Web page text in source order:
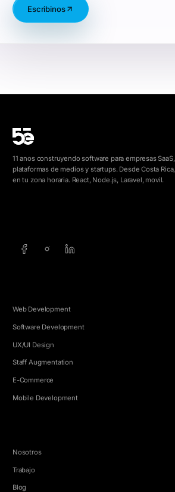
Escribinos
11 anos construyendo software para empresas SaaS,
plataformas de medios y startups. Desde Costa Rica,
en tu zona horaria. React, Node.js, Laravel, movil.
Web Development
Software Development
UX/UI Design
Staff Augmentation
E-Commerce
Mobile Development
Nosotros
Trabajo
Blog